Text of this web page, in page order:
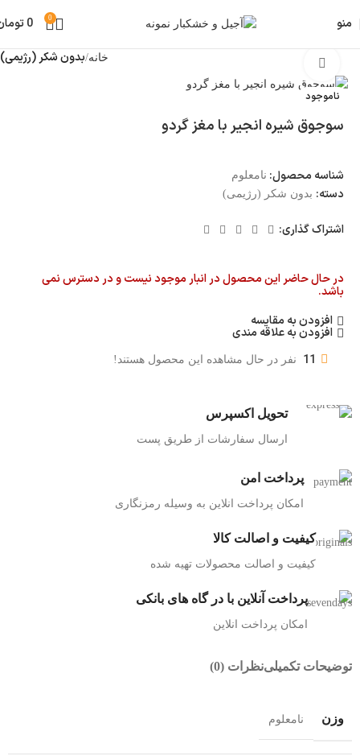
منو 0
0
خانه بدون شکر (رژیمی)
ناموجود
سوجوق شیره انجیر با مغز گردو
شناسه محصول: نامعلوم
دسته: بدون شکر (رژیمی)
اشتراک گذاری:
در حال حاضر این محصول در انبار موجود نیست و در دسترس نمی
باشد.
افزودن به مقایسه
افزودن به علاقه مندی
11
نفر در حال مشاهده این محصول هستند!
تحویل اکسپرس
ارسال سفارشات از طریق پست
پرداخت امن
امکان پرداخت انلاین به وسیله رمزنگاری
کیفیت و اصالت کالا
کیفیت و اصالت محصولات تهیه شده
پرداخت آنلاین با در گاه های بانکی
امکان پرداخت انلاین
توضیحات تکمیلینظرات (0)
وزن نامعلوم